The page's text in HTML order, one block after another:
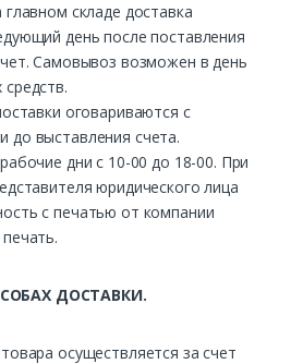
складе доставка
день после поставления
Самовывоз возможен в день
оговариваются с
до выставления счета.
дни с 10-00 до 18-00. При
юридического лица
с печатью от компании
ДОСТАВКИ.
осуществляется за счет